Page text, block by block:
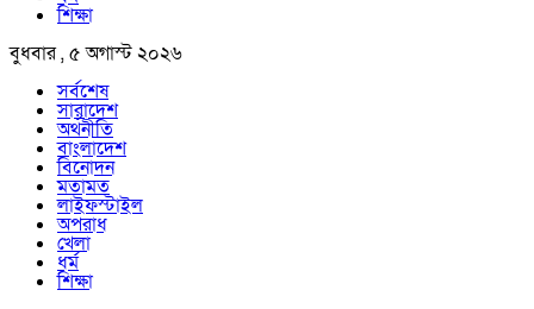
শিক্ষা
বুধবার , ৫ অগাস্ট ২০২৬
সর্বশেষ
সারাদেশ
অর্থনীতি
বাংলাদেশ
বিনোদন
মতামত
লাইফস্টাইল
অপরাধ
খেলা
ধর্ম
শিক্ষা